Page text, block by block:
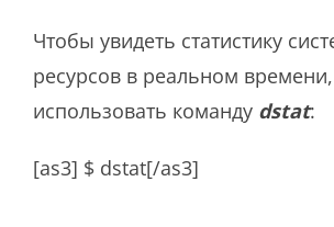
Чтобы увидеть статистику
ресурсов в реальном
использовать команду dstat:
[as3] $ dstat[/as3]